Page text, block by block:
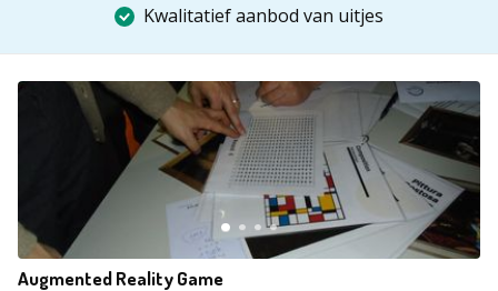
Kwalitatief aanbod van uitjes
Augmented Reality Game